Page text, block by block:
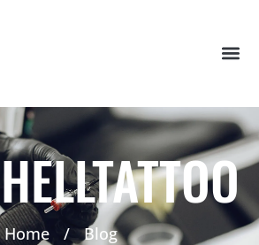
Home / Blog